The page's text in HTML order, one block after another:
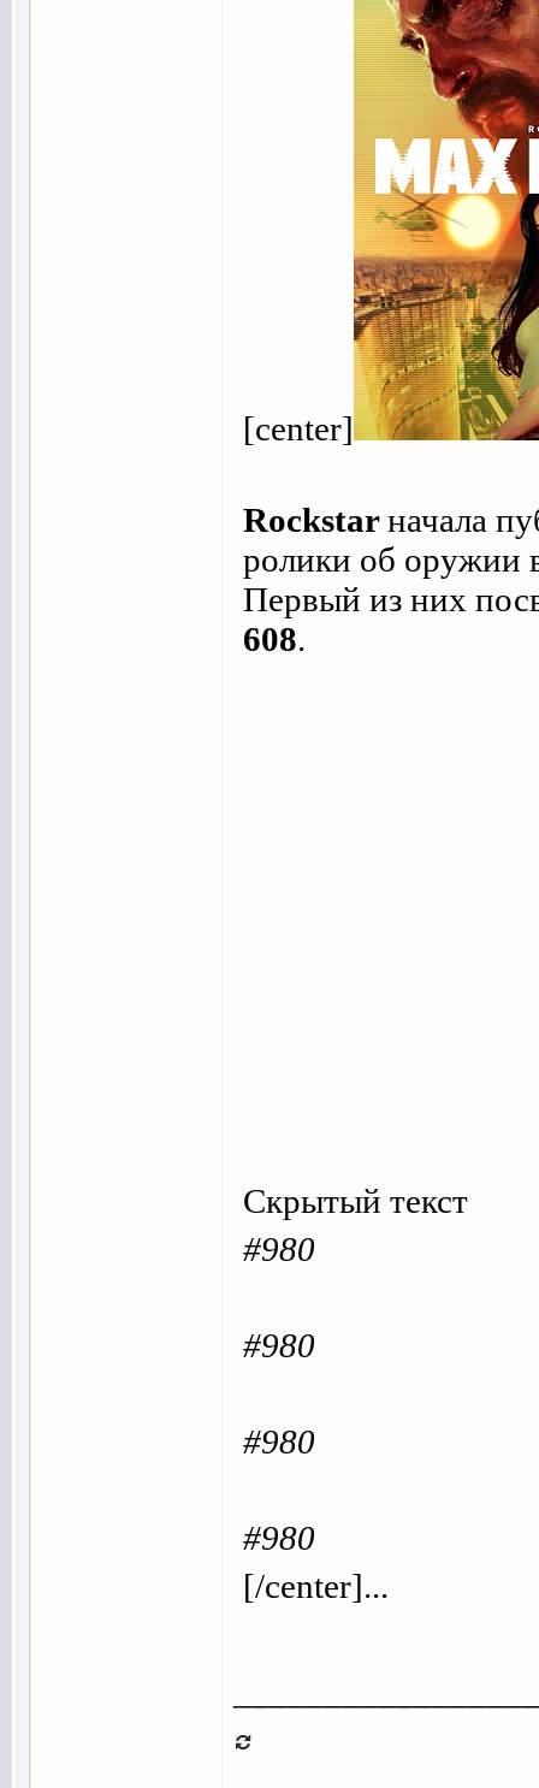
[center]
Rockstarначала
ролики об оружии
Первый из них
608.
Скрытый текст
#980
#980
#980
#980
[/center]...